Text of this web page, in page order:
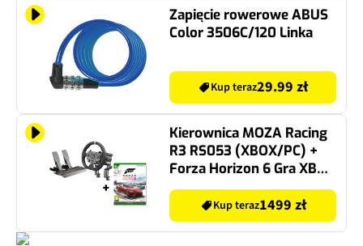
Zapięcie rowerowe ABUS
Color 3506C/120 Linka
Kup teraz29.99 zł
Kierownica MOZA Racing
R3 RS053 (XBOX/PC) +
Forza Horizon 6 Gra XBOX
SERIES X
Kup teraz1499 zł